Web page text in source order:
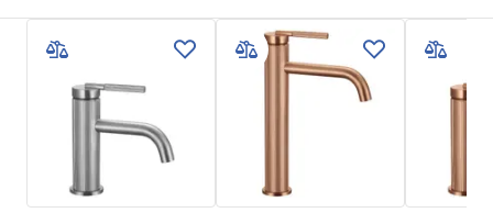
Boja
Četkani čelik
Vrsta izljevne cijevi
Fiksna
Materijal
Doseg izljeva
Tehnologija premazivanja
PVD
Jamstveni uvjeti
Warranty_Terms_and_Conditions_Faucets_-_5.pdf
Upute za montažu